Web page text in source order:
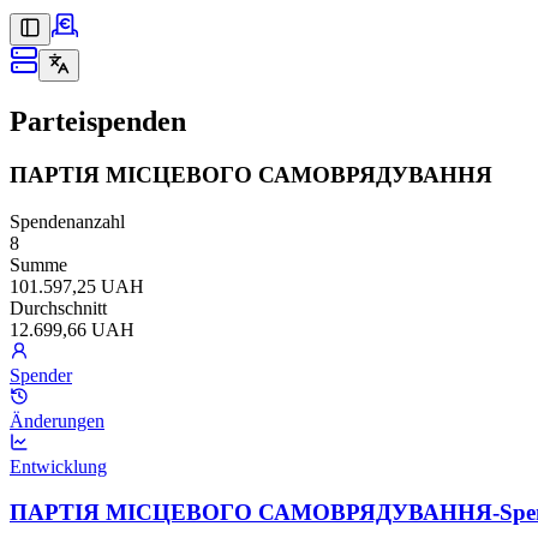
Parteispenden
ПАРТІЯ МІСЦЕВОГО САМОВРЯДУВАННЯ
Spendenanzahl
8
Summe
101.597,25 UAH
Durchschnitt
12.699,66 UAH
Spender
Änderungen
Entwicklung
ПАРТІЯ МІСЦЕВОГО САМОВРЯДУВАННЯ-